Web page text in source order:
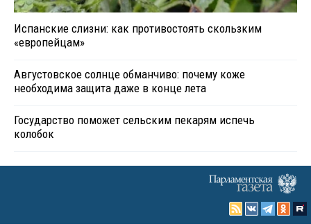
Испанские слизни: как противостоять скользким
«европейцам»
Августовское солнце обманчиво: почему коже
необходима защита даже в конце лета
Государство поможет сельским пекарям испечь
колобок